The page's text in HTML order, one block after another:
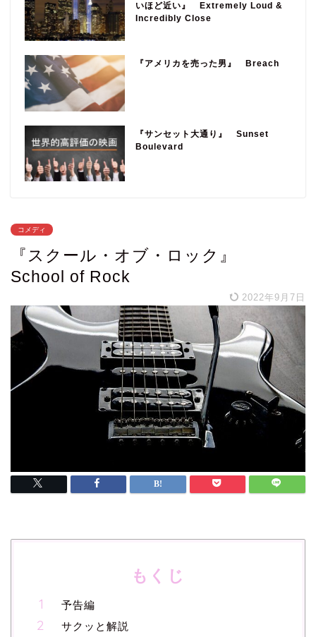
いほど近い』 Extremely Loud &
Incredibly Close
『アメリカを売った男』 Breach
『サンセット大通り』 Sunset
Boulevard
コメディ
『スクール・オブ・ロック』
School of Rock
2022年9月7日
もくじ
予告編
サクッと解説